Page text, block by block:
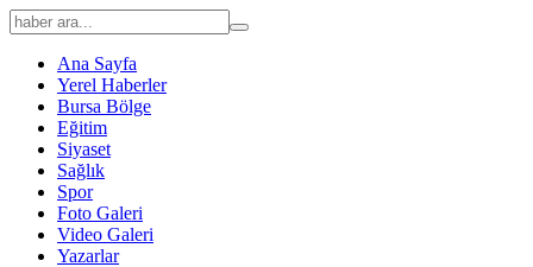
Ana Sayfa
Yerel Haberler
Bursa Bölge
Eğitim
Siyaset
Sağlık
Spor
Foto Galeri
Video Galeri
Yazarlar